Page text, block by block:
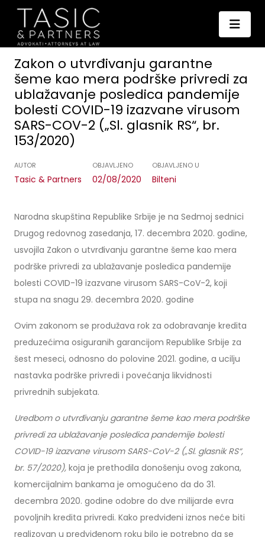
Zakon o utvrđivanju garantne
šeme kao mera podrške privredi za
ublažavanje posledica pandemije
bolesti COVID-19 izazvane virusom
SARS-COV-2 („Sl. glasnik RS“, br.
153/2020)
AUTOR
Tasic & Partners
OBJAVLJENO
02/08/2020
OBJAVLJENO U
Bilteni
Narodna skupština Republike Srbije je na Sedmoj sednici
Drugog redovnog zasedanja, 17. decembra 2020. godine,
usvojila Zakon o utvrđivanju garantne šeme kao mera
podrške privredi za ublažavanje posledica pandemije
bolesti COVID-19 izazvane virusom SARS-CoV-2, koji
stupa na snagu 29. decembra 2020. godine
Ovim zakonom se produžava rok za odobravanje kredita
preduzećima osiguranih garancijom Republike Srbije za
šest meseci, odnosno do polovine 2021. godine, a ucilju
nastavka podrške privredi i povećanja likvidnosti
privrednih subjekata.
Uredbom o utvrđivanju garantne šeme kao mera podrške
privredi za ublažavanje posledica pandemije bolesti
COVID-19 izazvane virusom SARS-CoV-2 („Sl. glasnik RS“,
br. 57/2020), koja je prethodila donošenju ovog zakona,
komercijalnim bankama je omogućeno da do 31.
decembra 2020. godine odobre do dve milijarde evra
povoljnih kredita privredi. Kako predviđeni iznos neće biti
realizovan u predviđenom roku bilo je potrebno da se